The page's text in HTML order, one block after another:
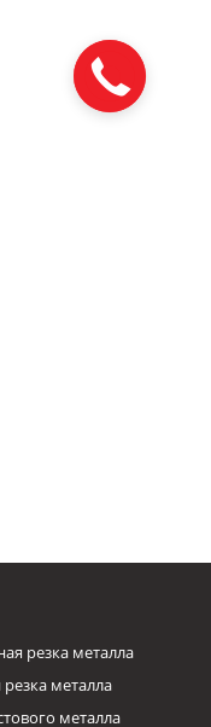
резка металла
металла
металла